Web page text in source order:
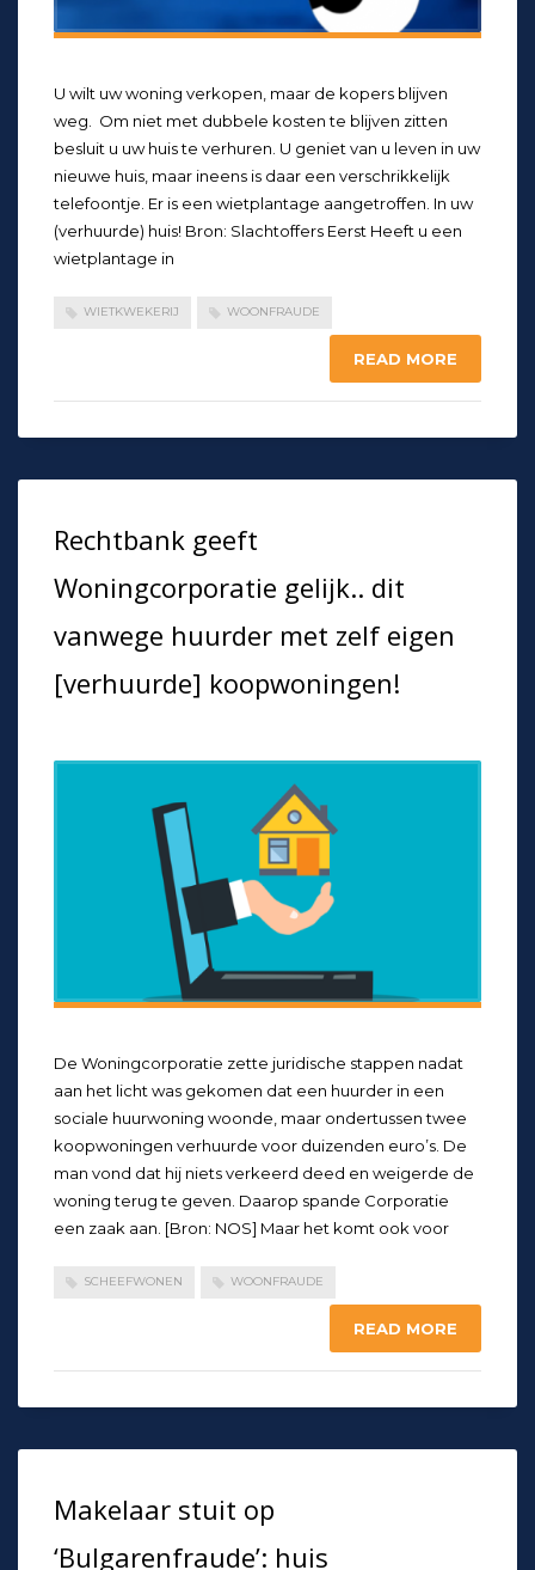
U wilt uw woning verkopen, maar de kopers blijven
weg. Om niet met dubbele kosten te blijven zitten
besluit u uw huis te verhuren. U geniet van u leven in uw
nieuwe huis, maar ineens is daar een verschrikkelijk
telefoontje. Er is een wietplantage aangetroffen. In uw
(verhuurde) huis! Bron: Slachtoffers Eerst Heeft u een
wietplantage in
WIETKWEKERIJ WOONFRAUDE
READ MORE
Rechtbank geeft
Woningcorporatie gelijk.. dit
vanwege huurder met zelf eigen
[verhuurde] koopwoningen!
De Woningcorporatie zette juridische stappen nadat
aan het licht was gekomen dat een huurder in een
sociale huurwoning woonde, maar ondertussen twee
koopwoningen verhuurde voor duizenden euro’s. De
man vond dat hij niets verkeerd deed en weigerde de
woning terug te geven. Daarop spande Corporatie
een zaak aan. [Bron: NOS] Maar het komt ook voor
SCHEEFWONEN WOONFRAUDE
READ MORE
Makelaar stuit op
‘Bulgarenfraude’: huis